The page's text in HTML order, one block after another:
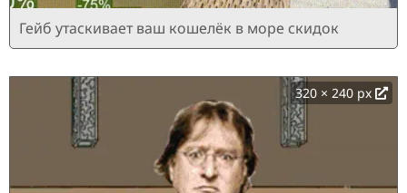
Гейб утаскивает ваш кошелёк в море скидок
320 × 240 px